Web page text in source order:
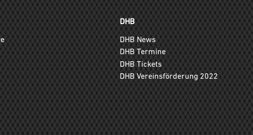
DHB
DHB News
DHB Termine
DHB Tickets
DHB Vereinsförderung 2022